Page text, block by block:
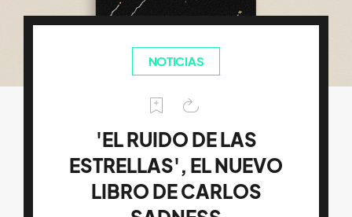
NOTICIAS
'EL RUIDO DE LAS
ESTRELLAS', EL NUEVO
LIBRO DE CARLOS